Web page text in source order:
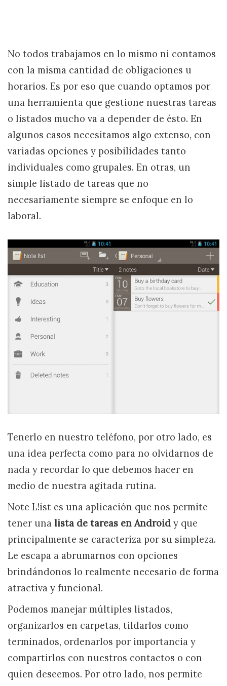
No todos trabajamos en lo mismo ni contamos
con la misma cantidad de obligaciones u
horarios. Es por eso que cuando optamos por
una herramienta que gestione nuestras tareas
o listados mucho va a depender de ésto. En
algunos casos necesitamos algo extenso, con
variadas opciones y posibilidades tanto
individuales como grupales. En otras, un
simple listado de tareas que no
necesariamente siempre se enfoque en lo
laboral.
Tenerlo en nuestro teléfono, por otro lado, es
una idea perfecta como para no olvidarnos de
nada y recordar lo que debemos hacer en
medio de nuestra agitada rutina.
Note L!ist es una aplicación que nos permite
tener una lista de tareas en Android y que
principalmente se caracteriza por su simpleza.
Le escapa a abrumarnos con opciones
brindándonos lo realmente necesario de forma
atractiva y funcional.
Podemos manejar múltiples listados,
organizarlos en carpetas, tildarlos como
terminados, ordenarlos por importancia y
compartirlos con nuestros contactos o con
quien deseemos. Por otro lado, nos permite